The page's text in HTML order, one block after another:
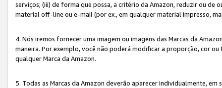
serviços; (iii) de forma que possa, a critério da Amazon, reduzir ou de
material off-line ou e-mail (por ex., em qualquer material impresso,
4. Nós iremos fornecer uma imagem ou imagens das Marcas da
maneira. Por exemplo, você não poderá modificar a proporção, cor
qualquer Marca da Amazon.
5. Todas as Marcas da Amazon deverão aparecer individualmente,